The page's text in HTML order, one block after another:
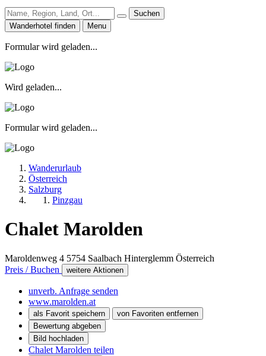
Suchen
Wanderhotel finden
Menu
Formular wird geladen...
Wird geladen...
Formular wird geladen...
Wanderurlaub
Österreich
Salzburg
Pinzgau
Chalet Marolden
Maroldenweg 4 5754 Saalbach Hinterglemm Österreich
Preis / Buchen
weitere Aktionen
unverb. Anfrage senden
www.marolden.at
als Favorit speichern
von Favoriten entfernen
Bewertung abgeben
Bild hochladen
Chalet Marolden teilen